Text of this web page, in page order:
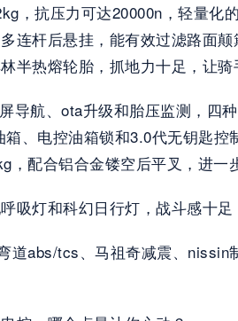
，抗压力可达20000n，轻量
连杆后悬挂，能有效过滤路面
热熔轮胎，抓地力十足，让骑
导航、ota升级和胎压监测，
、电控油箱锁和3.0代无钥匙控
配合铝合金镂空后平叉，进一
灯和科幻日行灯，战斗感十
abs/tcs、马祖奇减震、